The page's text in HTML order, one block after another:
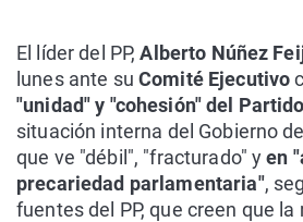
El líder del PP,Alberto Núñez
lunes ante su Comité Ejecutivo
"unidad" y "cohesión" del
situación interna del Gobierno de
que ve "débil", "fracturado" yen
precariedad parlamentaria",
fuentes del PP, que creen que